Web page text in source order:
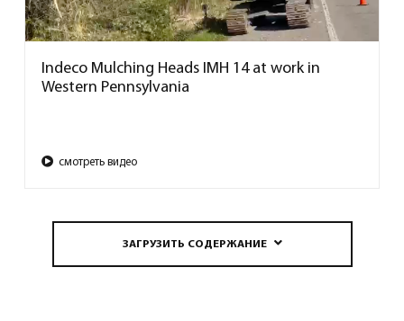
Indeco Mulching Heads IMH 14 at work in
Western Pennsylvania
смотреть видео
ЗАГРУЗИТЬ СОДЕРЖАНИЕ